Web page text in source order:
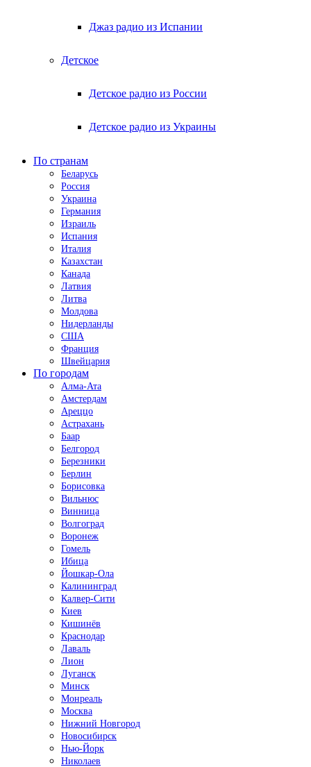
Джаз радио из Испании
Детское
Детское радио из России
Детское радио из Украины
По странам
Беларусь
Россия
Украина
Германия
Израиль
Испания
Италия
Казахстан
Канада
Латвия
Литва
Молдова
Нидерланды
США
Франция
Швейцария
По городам
Алма-Ата
Амстердам
Ареццо
Астрахань
Баар
Белгород
Березники
Берлин
Борисовка
Вильнюс
Винница
Волгоград
Воронеж
Гомель
Ибица
Йошкар-Ола
Калининград
Калвер-Сити
Киев
Кишинёв
Краснодар
Лаваль
Лион
Луганск
Минск
Монреаль
Москва
Нижний Новгород
Новосибирск
Нью-Йорк
Николаев